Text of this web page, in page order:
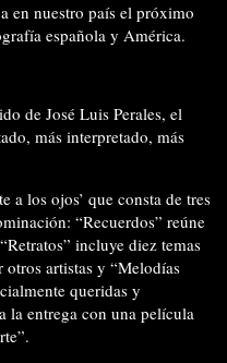
en nuestro país el próximo
española y América.
de José Luis Perales, el
más interpretado, más
a los ojos’ que consta de tres
“Recuerdos” reúne
incluye diez temas
otros artistas y “Melodías
queridas y
la entrega con una película